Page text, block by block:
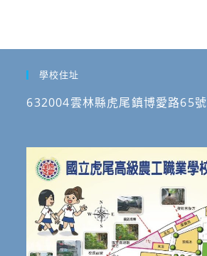
學校住址
632004雲林縣虎尾鎮博愛路65號